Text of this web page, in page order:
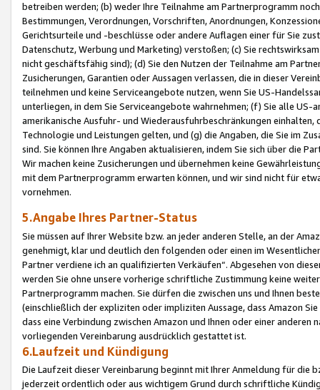
betreiben werden; (b) weder Ihre Teilnahme am Partnerprogramm
Bestimmungen, Verordnungen, Vorschriften, Anordnungen,
Gerichtsurteile und -beschlüsse oder andere Auflagen einer für Sie
Datenschutz, Werbung und Marketing) verstoßen; (c) Sie
nicht geschäftsfähig sind); (d) Sie den Nutzen der Teilnahme am
Zusicherungen, Garantien oder Aussagen verlassen, die in dieser
teilnehmen und keine Serviceangebote nutzen, wenn Sie US-
unterliegen, in dem Sie Serviceangebote wahrnehmen; (f) Sie alle
amerikanische Ausfuhr- und Wiederausfuhrbeschränkungen
Technologie und Leistungen gelten, und (g) die Angaben, die Sie im
sind. Sie können Ihre Angaben aktualisieren, indem Sie sich über die
Wir machen keine Zusicherungen und übernehmen keine
mit dem Partnerprogramm erwarten können, und wir sind nicht für
vornehmen.
5.Angabe Ihres Partner-Status
Sie müssen auf Ihrer Website bzw. an jeder anderen Stelle, an der
genehmigt, klar und deutlich den folgenden oder einen im
Partner verdiene ich an qualifizierten Verkäufen“. Abgesehen von
werden Sie ohne unsere vorherige schriftliche Zustimmung keine
Partnerprogramm machen. Sie dürfen die zwischen uns und Ihnen
(einschließlich der expliziten oder impliziten Aussage, dass Amazon
dass eine Verbindung zwischen Amazon und Ihnen oder einer
vorliegenden Vereinbarung ausdrücklich gestattet ist.
6.Laufzeit und Kündigung
Die Laufzeit dieser Vereinbarung beginnt mit Ihrer Anmeldung für die
jederzeit ordentlich oder aus wichtigem Grund durch schriftliche